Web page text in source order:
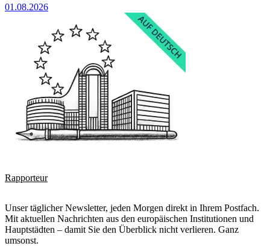
01.08.2026
Rapporteur
Unser täglicher Newsletter, jeden Morgen direkt in Ihrem Postfach.
Mit aktuellen Nachrichten aus den europäischen Institutionen und
Hauptstädten – damit Sie den Überblick nicht verlieren. Ganz
umsonst.